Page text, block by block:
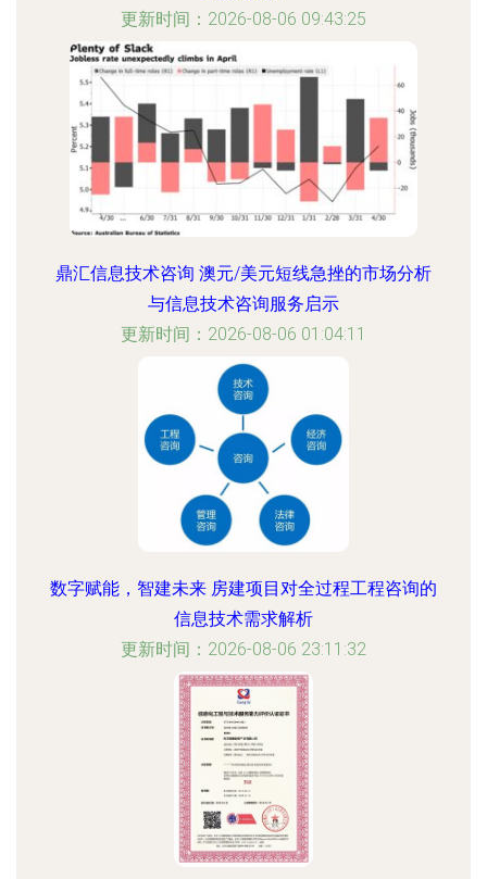
更新时间：2026-08-06 09:43:25
鼎汇信息技术咨询 澳元/美元短线急挫的市场分析
与信息技术咨询服务启示
更新时间：2026-08-06 01:04:11
数字赋能，智建未来 房建项目对全过程工程咨询的
信息技术需求解析
更新时间：2026-08-06 23:11:32